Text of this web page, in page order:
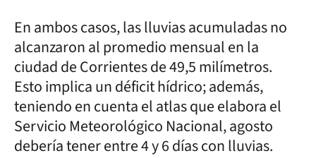
En ambos casos, las lluvias acumuladas no
alcanzaron al promedio mensual en la
ciudad de Corrientes de 49,5 milímetros.
Esto implica un déficit hídrico; además,
teniendo en cuenta el atlas que elabora el
Servicio Meteorológico Nacional, agosto
debería tener entre 4 y 6 días con lluvias.